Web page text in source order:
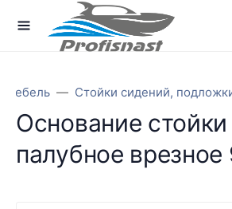
мебель Стойки сидений,
Основание
палубное